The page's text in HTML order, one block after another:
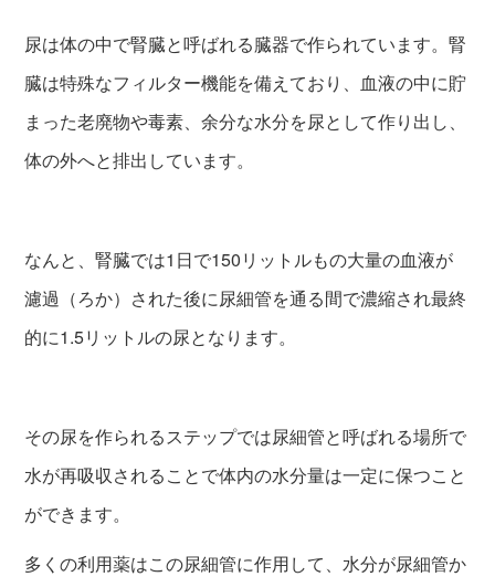
尿は体の中で腎臓と呼ばれる臓器で作られています。腎
臓は特殊なフィルター機能を備えており、血液の中に貯
まった老廃物や毒素、余分な水分を尿として作り出し、
体の外へと排出しています。
なんと、腎臓では1日で150リットルもの大量の血液が
濾過（ろか）された後に尿細管を通る間で濃縮され最終
的に1.5リットルの尿となります。
その尿を作られるステップでは尿細管と呼ばれる場所で
水が再吸収されることで体内の水分量は一定に保つこと
ができます。
多くの利用薬はこの尿細管に作用して、水分が尿細管か